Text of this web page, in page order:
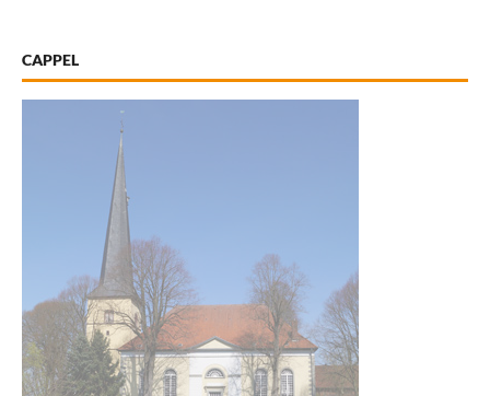
CAPPEL